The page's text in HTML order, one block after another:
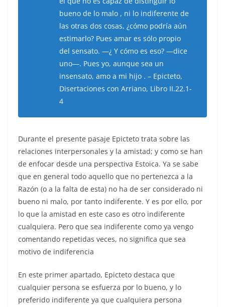
bueno de lo malo , ni lo indiferente de
las otras dos cosas, ¿cómo podría aún
estimarlo? Pues amar es sólo propio
del sensato. —¿ Y cómo es eso? —dice
uno—. Pues yo, aunque sea un
insensato, amo a mi hijo . – Epicteto,
Disertaciones con Arriano, Libro II.22.1-
4
Durante el presente pasaje Epicteto trata sobre las
relaciones interpersonales y la amistad; y como se han
de enfocar desde una perspectiva Estoica. Ya se sabe
que en general todo aquello que no pertenezca a la
Razón (o a la falta de esta) no ha de ser considerado ni
bueno ni malo, por tanto indiferente. Y es por ello, por
lo que la amistad en este caso es otro indiferente
cualquiera. Pero que sea indiferente como ya vengo
comentando repetidas veces, no significa que sea
motivo de indiferencia
En este primer apartado, Epicteto destaca que
cualquier persona se esfuerza por lo bueno, y lo
preferido indiferente ya que cualquiera persona